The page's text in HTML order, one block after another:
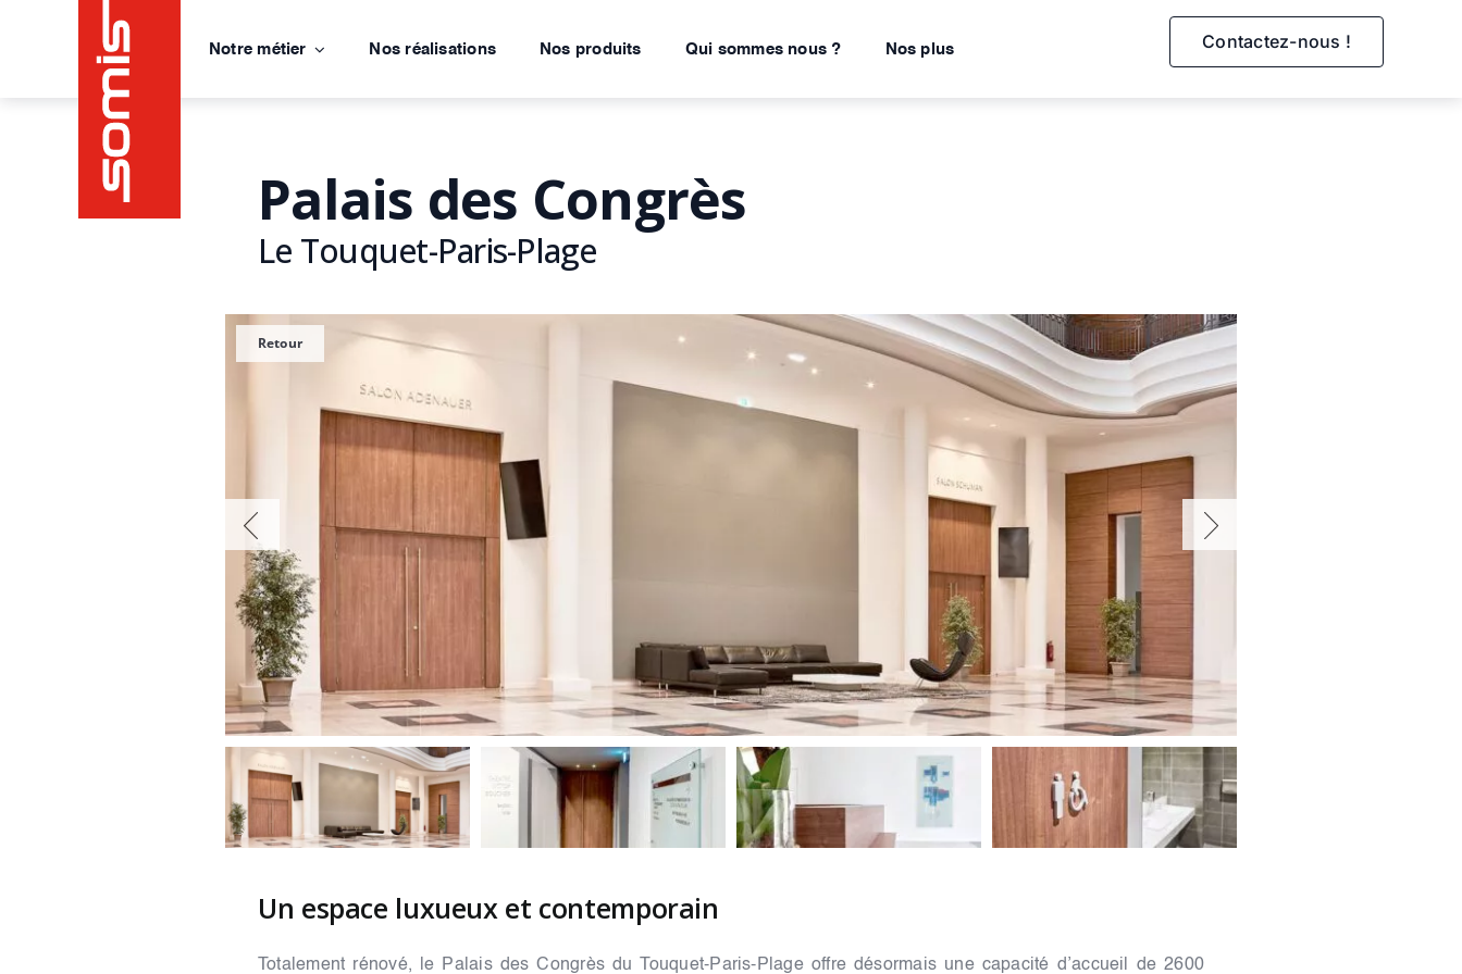
Notre métier Nos réalisations Nos produits Qui sommes nous ? Nos plus Contactez-nous !
Palais des Congrès
Le Touquet-Paris-Plage
Retour
Un espace luxueux et contemporain
Totalement rénové, le Palais des Congrès du Touquet-Paris-Plage offre désormais une capacité d’accueil de 2600